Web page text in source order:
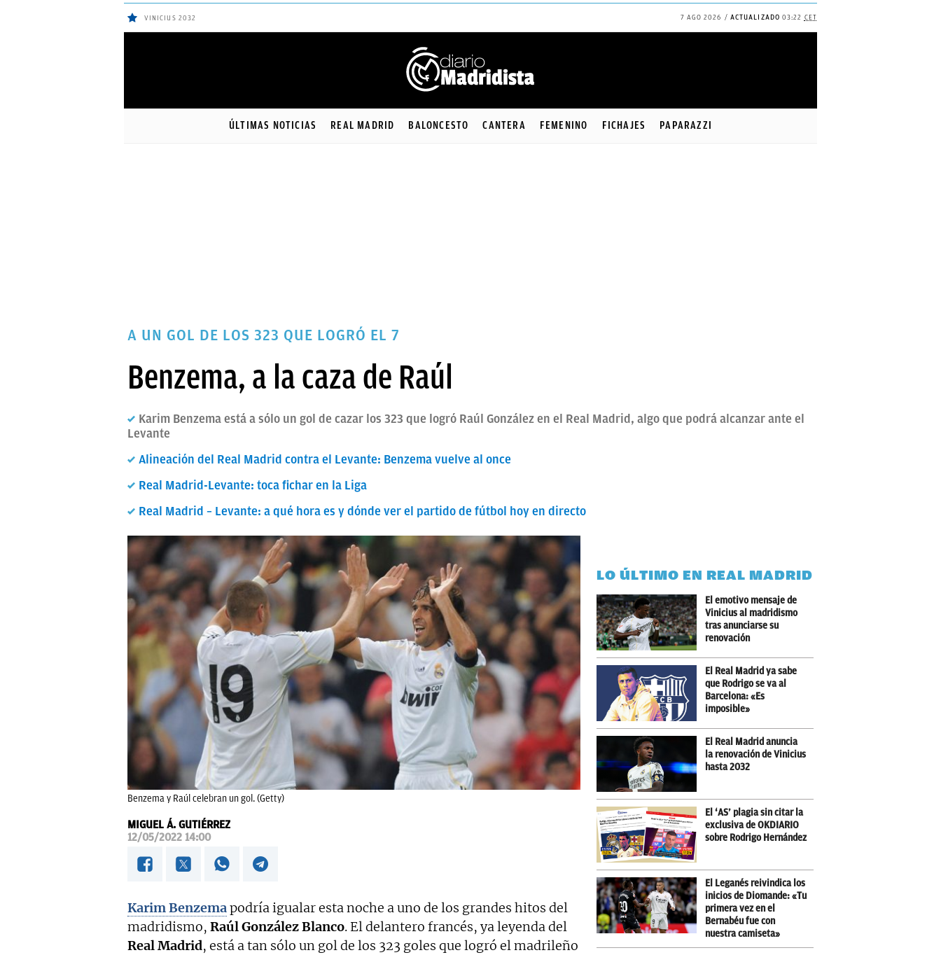
VINICIUS 2032 7 AGO 2026 ACTUALIZADO 03:22 CET
ÚLTIMAS NOTICIAS REAL MADRID BALONCESTO CANTERA FEMENINO FICHAJES PAPARAZZI
A UN GOL DE LOS 323 QUE LOGRÓ EL 7
Benzema, a la caza de Raúl
Karim Benzema está a sólo un gol de cazar los 323 que logró Raúl González en el Real Madrid, algo que podrá alcanzar ante el
Levante
Alineación del Real Madrid contra el Levante: Benzema vuelve al once
Real Madrid-Levante: toca fichar en la Liga
Real Madrid – Levante: a qué hora es y dónde ver el partido de fútbol hoy en directo
Benzema y Raúl celebran un gol. (Getty)
MIGUEL Á. GUTIÉRREZ
12/05/2022 14:00
KarimBenzemapodría igualar esta noche a uno de los grandes hitos del
madridismo, RaúlGonzálezBlanco. El delantero francés, ya leyenda del
RealMadrid, está a tan sólo un gol de los 323 goles que logró el madrileño
LO ÚLTIMO EN REAL MADRID
El emotivo mensaje de
Vinicius al madridismo
tras anunciarse su
renovación
El Real Madrid ya sabe
que Rodrigo se va al
Barcelona: «Es
imposible»
El Real Madrid anuncia
la renovación de Vinicius
hasta 2032
El ‘AS’ plagia sin citar la
exclusiva de OKDIARIO
sobre Rodrigo Hernández
El Leganés reivindica los
inicios de Diomande: «Tu
primera vez en el
Bernabéu fue con
nuestra camiseta»